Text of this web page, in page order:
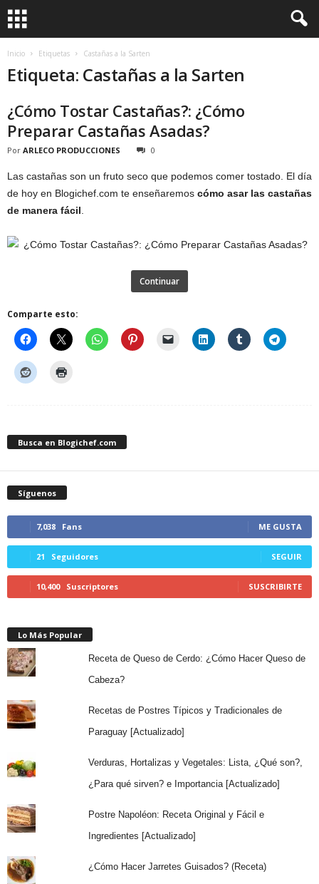
Inicio Etiquetas Castañas a la Sarten
Etiqueta: Castañas a la Sarten
¿Cómo Tostar Castañas?: ¿Cómo
Preparar Castañas Asadas?
Por ARLECO PRODUCCIONES 0
Las castañas son un fruto seco que podemos comer tostado. El día
de hoy en Blogichef.com te enseñaremos cómo asar las castañas
de manera fácil
Continuar
Comparte esto:
Busca en Blogichef.com
Síguenos
7,038 Fans ME GUSTA
21 Seguidores SEGUIR
10,400 Suscriptores SUSCRIBIRTE
Lo Más Popular
Receta de Queso de Cerdo: ¿Cómo Hacer Queso de
Cabeza?
Recetas de Postres Típicos y Tradicionales de
Paraguay [Actualizado]
Verduras, Hortalizas y Vegetales: Lista, ¿Qué son?,
¿Para qué sirven? e Importancia [Actualizado]
Postre Napoléon: Receta Original y Fácil e
Ingredientes [Actualizado]
¿Cómo Hacer Jarretes Guisados? (Receta)